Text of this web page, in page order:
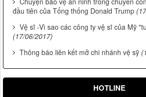
đầu tiên của Tổng thống Donald Trump
Vệ sĩ -Vì sao các công ty vệ sĩ của Mỹ
(17/06/2017)
Thông báo liên kết mở chi nhánh vệ sỹ
HOTLINE